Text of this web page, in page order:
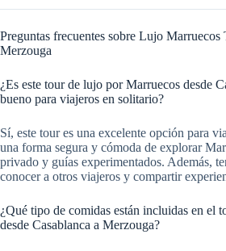
Preguntas frecuentes sobre Lujo Marruecos
Merzouga
¿Es este tour de lujo por Marruecos desde
bueno para viajeros en solitario?
Sí, este tour es una excelente opción para
una forma segura y cómoda de explorar
privado y guías experimentados. Además,
conocer a otros viajeros y compartir
¿Qué tipo de comidas están incluidas en el
desde Casablanca a Merzouga?